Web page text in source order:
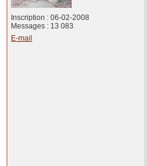
Inscription : 06-02-2008
Messages : 13 083
E-mail